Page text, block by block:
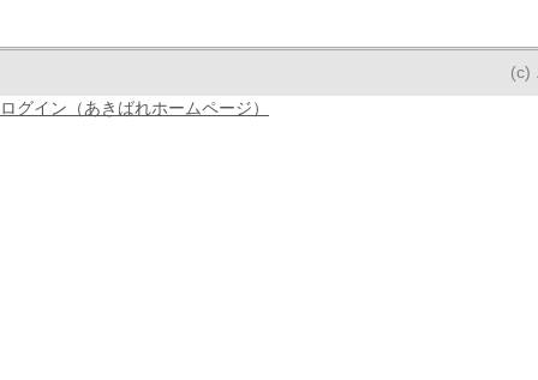
(c)
ログイン（あきばれホームページ）